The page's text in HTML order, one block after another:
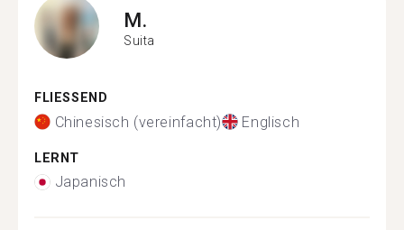
M.
Suita
FLIESSEND
Chinesisch (vereinfacht) Englisch
LERNT
Japanisch